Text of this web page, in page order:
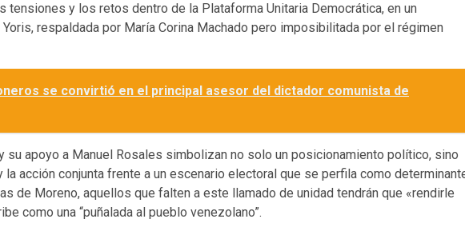
tensiones y los retos dentro de la Plataforma Unitaria Democrática, en un
respaldada por María Corina Machado pero imposibilitada por el régimen
se convirtió en el principal asesor del dictador comunista de
su apoyo a Manuel Rosales simbolizan no solo un posicionamiento político, sino
acción conjunta frente a un escenario electoral que se perfila como
de Moreno, aquellos que falten a este llamado de unidad tendrán que «rendirle
como una “puñalada al pueblo venezolano”.